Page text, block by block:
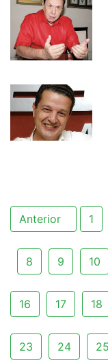
Anterior 1
8 9 10
16 17 18
23 24 25